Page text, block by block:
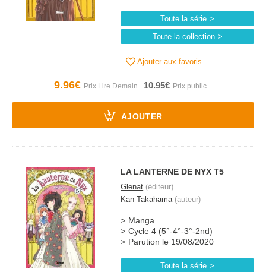
Toute la série
Toute la collection
Ajouter aux favoris
9.96€ 10.95€
AJOUTER
LA LANTERNE DE NYX T5
Glenat (éditeur)
Kan Takahama(auteur)
Manga
Cycle 4 (5°-4°-3°-2nd)
Parution le 19/08/2020
Toute la série